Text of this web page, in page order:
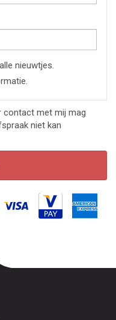
nieuwtjes.
contact met mij mag
niet kan